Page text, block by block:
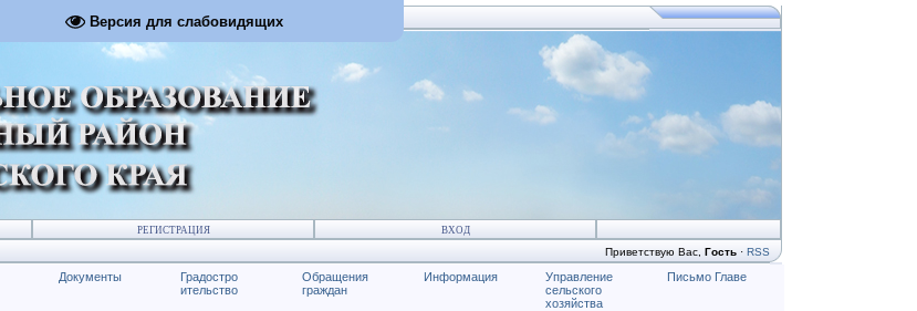
Версия для слабовидящих
РЕГИСТРАЦИЯ ВХОД
Приветствую Вас Гость · RSS
Документы
Градостро
ительство
Обращения
граждан
Информация
Управление
сельского
хозяйства
Письмо Главе